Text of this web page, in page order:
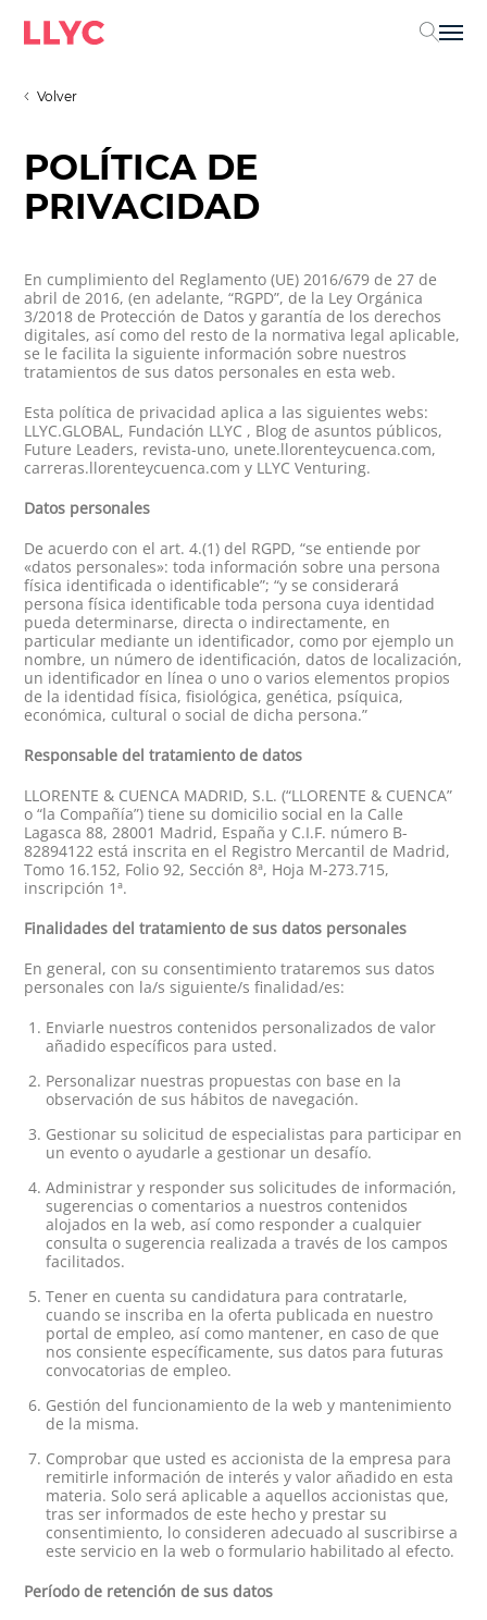
Volver
POLÍTICA DE
PRIVACIDAD
En cumplimiento del Reglamento (UE) 2016/679 de 27 de
abril de 2016, (en adelante, “RGPD”, de la Ley Orgánica
3/2018 de Protección de Datos y garantía de los derechos
digitales, así como del resto de la normativa legal aplicable,
se le facilita la siguiente información sobre nuestros
tratamientos de sus datos personales en esta web.
Esta política de privacidad aplica a las siguientes webs:
LLYC.GLOBAL, Fundación LLYC , Blog de asuntos públicos,
Future Leaders, revista-uno, unete.llorenteycuenca.com,
carreras.llorenteycuenca.com y LLYC Venturing.
Datos personales
De acuerdo con el art. 4.(1) del RGPD, “se entiende por
«datos personales»: toda información sobre una persona
física identificada o identificable”; “y se considerará
persona física identificable toda persona cuya identidad
pueda determinarse, directa o indirectamente, en
particular mediante un identificador, como por ejemplo un
nombre, un número de identificación, datos de localización,
un identificador en línea o uno o varios elementos propios
de la identidad física, fisiológica, genética, psíquica,
económica, cultural o social de dicha persona.”
Responsable del tratamiento de datos
LLORENTE & CUENCA MADRID, S.L. (“LLORENTE & CUENCA”
o “la Compañía”) tiene su domicilio social en la Calle
Lagasca 88, 28001 Madrid, España y C.I.F. número B-
82894122 está inscrita en el Registro Mercantil de Madrid,
Tomo 16.152, Folio 92, Sección 8ª, Hoja M-273.715,
inscripción 1ª.
Finalidades del tratamiento de sus datos personales
En general, con su consentimiento trataremos sus datos
personales con la/s siguiente/s finalidad/es:
Enviarle nuestros contenidos personalizados de valor
añadido específicos para usted.
Personalizar nuestras propuestas con base en la
observación de sus hábitos de navegación.
Gestionar su solicitud de especialistas para participar en
un evento o ayudarle a gestionar un desafío.
Administrar y responder sus solicitudes de información,
sugerencias o comentarios a nuestros contenidos
alojados en la web, así como responder a cualquier
consulta o sugerencia realizada a través de los campos
facilitados.
Tener en cuenta su candidatura para contratarle,
cuando se inscriba en la oferta publicada en nuestro
portal de empleo, así como mantener, en caso de que
nos consiente específicamente, sus datos para futuras
convocatorias de empleo.
Gestión del funcionamiento de la web y mantenimiento
de la misma.
Comprobar que usted es accionista de la empresa para
remitirle información de interés y valor añadido en esta
materia. Solo será aplicable a aquellos accionistas que,
tras ser informados de este hecho y prestar su
consentimiento, lo consideren adecuado al suscribirse a
este servicio en la web o formulario habilitado al efecto.
Período de retención de sus datos